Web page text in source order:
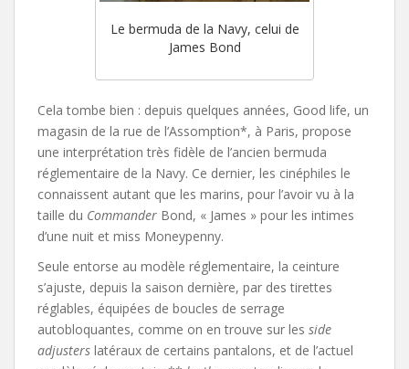
Le bermuda de la Navy, celui de
James Bond
Cela tombe bien : depuis quelques années, Good life, un
magasin de la rue de l’Assomption*, à Paris, propose
une interprétation très fidèle de l’ancien bermuda
réglementaire de la Navy. Ce dernier, les cinéphiles le
connaissent autant que les marins, pour l’avoir vu à la
taille du Commander Bond, « James » pour les intimes
d’une nuit et miss Moneypenny.
Seule entorse au modèle réglementaire, la ceinture
s’ajuste, depuis la saison dernière, par des tirettes
réglables, équipées de boucles de serrage
autobloquantes, comme on en trouve sur les side
adjusters latéraux de certains pantalons, et de l’actuel